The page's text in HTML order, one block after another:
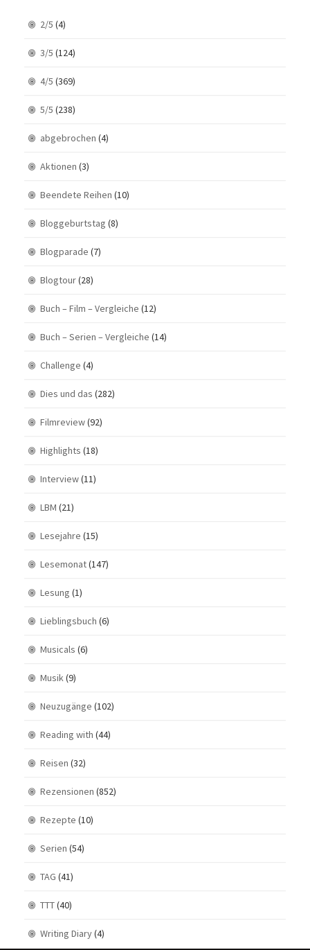
2/5 (4)
3/5 (124)
4/5 (369)
5/5 (238)
abgebrochen (4)
Aktionen (3)
Beendete Reihen (10)
Bloggeburtstag (8)
Blogparade (7)
Blogtour(28)
Buch – Film – Vergleiche (12)
Buch – Serien – Vergleiche (14)
Challenge (4)
Dies und das (282)
Filmreview(92)
Highlights (18)
Interview(11)
LBM (21)
Lesejahre (15)
Lesemonat(147)
Lesung (1)
Lieblingsbuch (6)
Musicals (6)
Musik(9)
Neuzugänge (102)
Reading with (44)
Reisen (32)
Rezensionen (852)
Rezepte (10)
Serien (54)
TAG (41)
TTT(40)
Writing Diary(4)